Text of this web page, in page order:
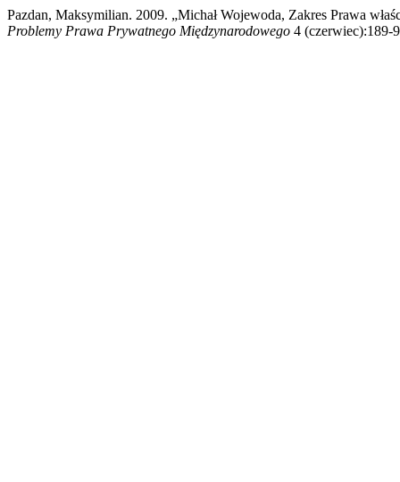
Pazdan, Maksymilian. 2009. „Michał Wojewoda, Zakres Prawa
Problemy Prawa Prywatnego Międzynarodowego 4 (czerwiec):189-